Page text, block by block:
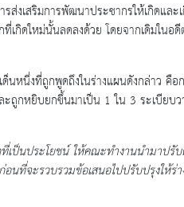
เสริมการพัฒนาประชากรให้เกิดและ
ดใหม่นั้นลดลงด้วย โดยจากเดิมในอ
หนึ่งที่ถูกพูดถึงในร่างแผนดังกล่าว คือ
ถูกหยิบยกขึ้นมาเป็น 1 ใน 3 ระเบียบ
ป็นประโยชน์ ให้คณะทำงานนำมาปรับ
นที่จะรวบรวมข้อเสนอไปปรับปรุงใ